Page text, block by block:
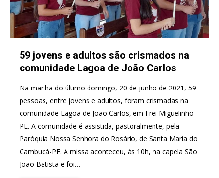
59 jovens e adultos são crismados na
comunidade Lagoa de João Carlos
Na manhã do último domingo, 20 de junho de 2021, 59
pessoas, entre jovens e adultos, foram crismadas na
comunidade Lagoa de João Carlos, em Frei Miguelinho-
PE. A comunidade é assistida, pastoralmente, pela
Paróquia Nossa Senhora do Rosário, de Santa Maria do
Cambucá-PE. A missa aconteceu, às 10h, na capela São
João Batista e foi…